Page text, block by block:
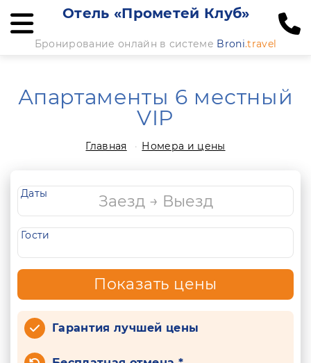
Отель «Прометей Клуб»
Бронирование онлайн в системе Broni.travel
Апартаменты 6 местный
VIP
Главная Номера и цены
Даты
Гости
Показать цены
Гарантия лучшей цены